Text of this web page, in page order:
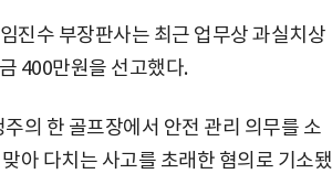
진수 부장판사는 최근 업무상 과실치상
400만원을 선고했다.
의 한 골프장에서 안전 관리 의무를 소
아 다치는 사고를 초래한 혐의로 기소됐